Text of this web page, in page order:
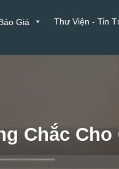
Giá Thư Viện - Tin
Chắc Cho